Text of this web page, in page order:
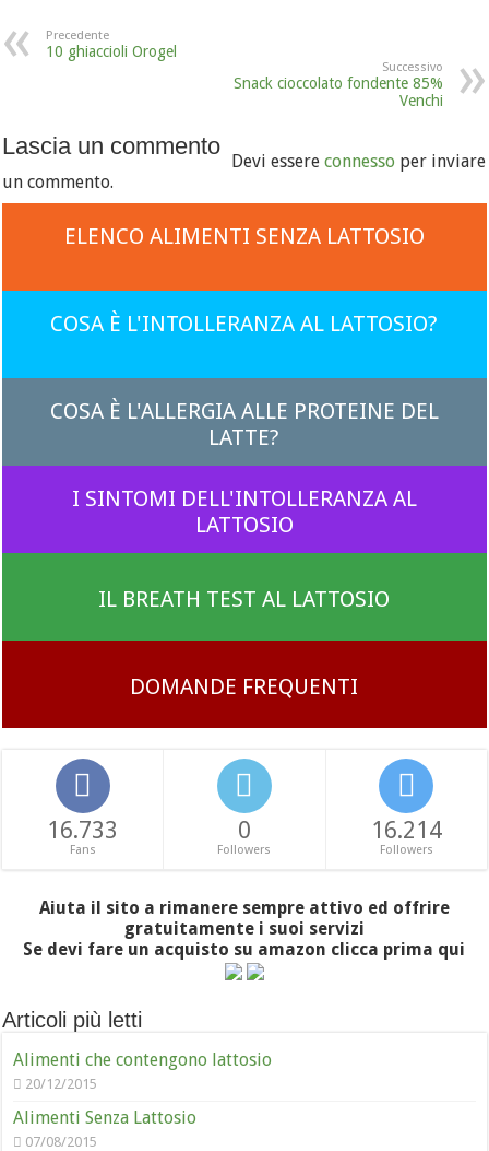
Precedente
10 ghiaccioli Orogel
Successivo
Snack cioccolato fondente 85%
Venchi
Lascia un commento
Devi essereconnesso per inviare
un commento.
ELENCO ALIMENTI SENZA LATTOSIO
COSA È L'INTOLLERANZA AL LATTOSIO?
COSA È L'ALLERGIA ALLE PROTEINE DEL
LATTE?
I SINTOMI DELL'INTOLLERANZA AL
LATTOSIO
IL BREATH TEST AL LATTOSIO
DOMANDE FREQUENTI
16.733
Fans
0
Followers
16.214
Followers
Aiuta il sito a rimanere sempre attivo ed offrire
gratuitamente i suoi servizi
Se devi fare un acquisto su amazon clicca prima qui
Articoli più letti
Alimenti che contengono lattosio
20/12/2015
Alimenti Senza Lattosio
07/08/2015